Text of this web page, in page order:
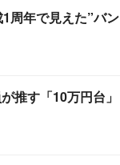
周年で見えた”バン
推す「10万円台」